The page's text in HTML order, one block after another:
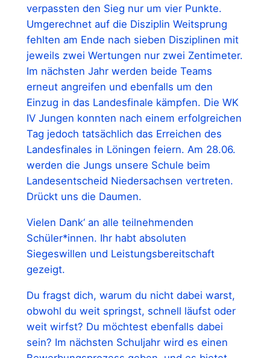
verpassten den Sieg nur um vier Punkte.
Umgerechnet auf die Disziplin Weitsprung
fehlten am Ende nach sieben Disziplinen mit
jeweils zwei Wertungen nur zwei Zentimeter.
Im nächsten Jahr werden beide Teams
erneut angreifen und ebenfalls um den
Einzug in das Landesfinale kämpfen. Die WK
IV Jungen konnten nach einem erfolgreichen
Tag jedoch tatsächlich das Erreichen des
Landesfinales in Löningen feiern. Am 28.06.
werden die Jungs unsere Schule beim
Landesentscheid Niedersachsen vertreten.
Drückt uns die Daumen.
Vielen Dank‘ an alle teilnehmenden
Schüler*innen. Ihr habt absoluten
Siegeswillen und Leistungsbereitschaft
gezeigt.
Du fragst dich, warum du nicht dabei warst,
obwohl du weit springst, schnell läufst oder
weit wirfst? Du möchtest ebenfalls dabei
sein? Im nächsten Schuljahr wird es einen